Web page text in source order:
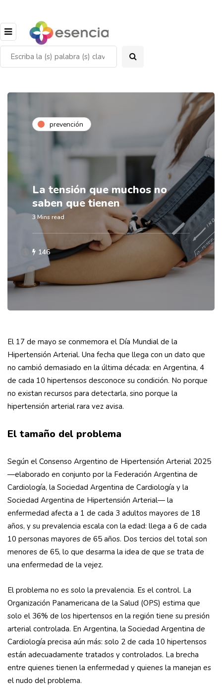
prevención
La tensión que muchos no
saben que tienen
3 Mins read
146
El 17 de mayo se conmemora el Día Mundial de la
Hipertensión Arterial. Una fecha que llega con un dato que
no cambió demasiado en la última década: en Argentina, 4
de cada 10 hipertensos desconoce su condición. No porque
no existan recursos para detectarla, sino porque la
hipertensión arterial rara vez avisa.
El tamaño del problema
Según el Consenso Argentino de Hipertensión Arterial 2025
—elaborado en conjunto por la Federación Argentina de
Cardiología, la Sociedad Argentina de Cardiología y la
Sociedad Argentina de Hipertensión Arterial— la
enfermedad afecta a 1 de cada 3 adultos mayores de 18
años, y su prevalencia escala con la edad: llega a 6 de cada
10 personas mayores de 65 años. Dos tercios del total son
menores de 65, lo que desarma la idea de que se trata de
una enfermedad de la vejez.
El problema no es solo la prevalencia. Es el control. La
Organización Panamericana de la Salud (OPS) estima que
solo el 36% de los hipertensos en la región tiene su presión
arterial controlada. En Argentina, la Sociedad Argentina de
Cardiología precisa aún más: solo 2 de cada 10 hipertensos
están adecuadamente tratados y controlados. La brecha
entre quienes tienen la enfermedad y quienes la manejan es
el nudo del problema.